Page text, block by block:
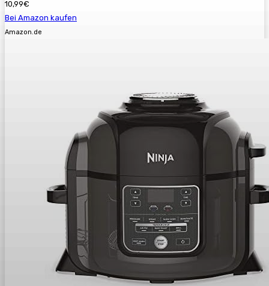
10,99€
Bei Amazon kaufen
Amazon.de